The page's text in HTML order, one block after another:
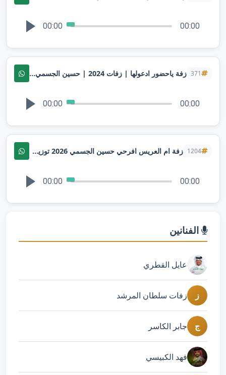
00:00 00:00
371 زفة ياحضور ادعولها | زفات 2024 | حسين الجسمي | تنفيذ بالاسماء
00:00 00:00
1204 زفة ام العريس افرحي حسين الجسمي 2026 توزيع | بدونموسيقى
00:00 00:00
الفنانين
عايل القطري
ز زفات سلطان المرشد
ج جابر الكاسر
فهد الكبيسي